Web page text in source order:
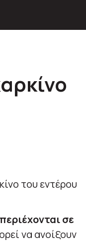
περιέχονται σε
να ανοίξουν